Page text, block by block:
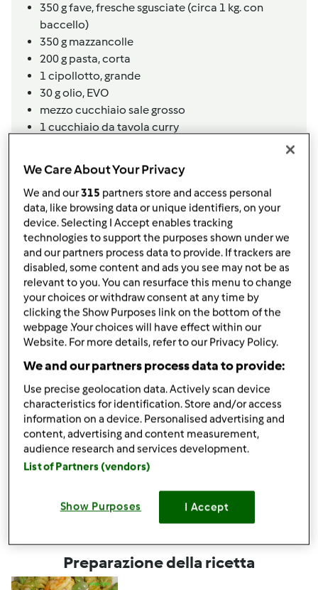
350gfave,fresche sgusciate (circa 1 kg. con
baccello)
350g mazzancolle
200g pasta,corta
1 cipollotto,grande
30golio, EVO
mezzo cucchiaio sale grosso
1 cucchiaio da tavola curry
Accessori che ti serviranno
Spatola
acquista
Boccale Completo TM6
acquista
Condividile tue attività
Questa ricetta mi interessa
Preparazione della ricetta
We Care About Your Privacy
We and our315 partners store and access personal
data, like browsing data or unique identifiers, on your
device. Selecting I Accept enables tracking
technologies to support the purposes shown under we
and our partners process data to provide. If trackers are
disabled, some content and ads you see may not be as
relevant to you. You can resurface this menu to change
your choices or withdraw consent at any time by
clicking the Show Purposes link on the bottom of the
webpage .Your choices will have effect within our
Website. For more details, refer to our Privacy Policy.
We and our partners process data to provide:
Use precise geolocation data. Actively scan device
characteristics for identification. Store and/or access
information on a device. Personalised advertising and
content, advertising and content measurement,
audience research and services development.
List of Partners (vendors)
Show Purposes I Accept